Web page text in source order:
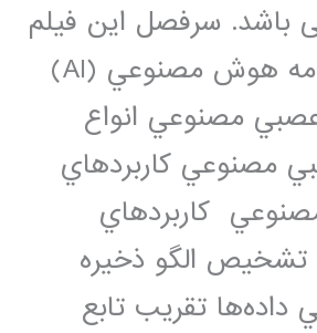
سرفصل این فیلم
آموزشی : مقدمه هوش مصنوعي (AI)
مصنوعي انواع
مصنوعي کاربردهاي
کاربردهاي
عمومي ANNs تشخيص الگو ذخيره
داده‌ها تقريب تابع